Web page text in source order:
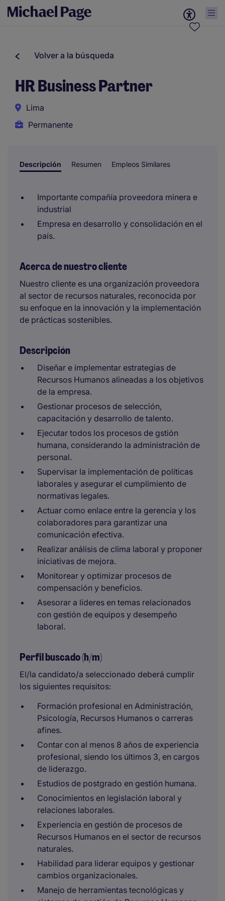
Volver a la búsqueda
HR Business Partner
Lima
Permanente
Descripción Resumen Empleos Similares
Importante compañía proveedora minera e
industrial
Empresa en desarrollo y consolidación en el
país.
Acerca de nuestro cliente
Nuestro cliente es una organización proveedora
al sector de recursos naturales, reconocida por
su enfoque en la innovación y la implementación
de prácticas sostenibles.
Descripción
Diseñar e implementar estrategias de
Recursos Humanos alineadas a los objetivos
de la empresa.
Gestionar procesos de selección,
capacitación y desarrollo de talento.
Ejecutar todos los procesos de gstión
humana, considerando la administración de
personal.
Supervisar la implementación de políticas
laborales y asegurar el cumplimiento de
normativas legales.
Actuar como enlace entre la gerencia y los
colaboradores para garantizar una
comunicación efectiva.
Realizar análisis de clima laboral y proponer
iniciativas de mejora.
Monitorear y optimizar procesos de
compensación y beneficios.
Asesorar a líderes en temas relacionados
con gestión de equipos y desempeño
laboral.
Perfil buscado (h/m)
El/la candidato/a seleccionado deberá cumplir
los siguientes requisitos:
Formación profesional en Administración,
Psicología, Recursos Humanos o carreras
afines.
Contar con al menos 8 años de experiencia
profesional, siendo los últimos 3, en cargos
de liderazgo.
Estudios de postgrado en gestión humana.
Conocimientos en legislación laboral y
relaciones laborales.
Experiencia en gestión de procesos de
Recursos Humanos en el sector de recursos
naturales.
Habilidad para liderar equipos y gestionar
cambios organizacionales.
Manejo de herramientas tecnológicas y